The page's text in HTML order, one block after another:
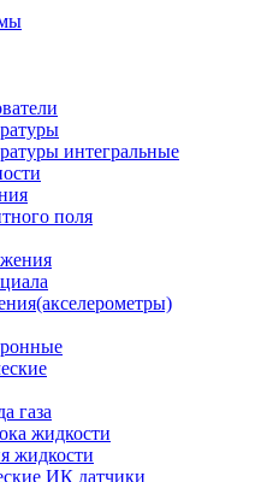
интегральные
поля
газа
жидкости
жидкости
ИК датчики